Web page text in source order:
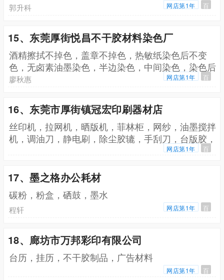
郭升科 网店第1年 百
15、东莞厚街悦昌不干胶材料染色厂
酒精擦拭不掉色，盖章不掉色，热敏纸染色后不变
色，无卤素油墨染色，半边染色，中间染色，染色后
无气味，不干胶材料染色，自粘商标材料染色
廖秋惠 网店第1年 百
16、东莞市厚街镇冠宏印刷器材店
丝印机，拉网机，晒版机，菲林柜，网纱，油墨搅拌
机，调油刀，静电刷，除尘胶辘，手刮刀，台版胶，
网店第1年 百
17、墨之格办公耗材
碳粉，粉盒，硒鼓，墨水
程轩 网店第1年 百
18、廊坊市万邦彩印有限公司
台历，挂历，不干胶制品，广告材料
网店第1年 百